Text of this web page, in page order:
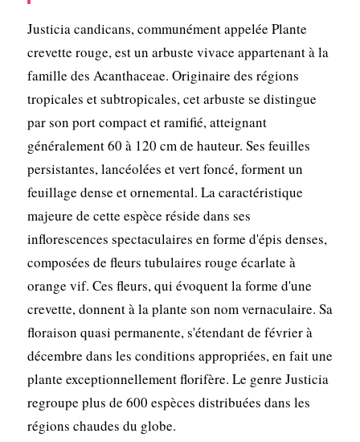
Justicia candicans, communément appelée Plante
crevette rouge, est un arbuste vivace appartenant à la
famille des Acanthaceae. Originaire des régions
tropicales et subtropicales, cet arbuste se distingue
par son port compact et ramifié, atteignant
généralement 60 à 120 cm de hauteur. Ses feuilles
persistantes, lancéolées et vert foncé, forment un
feuillage dense et ornemental. La caractéristique
majeure de cette espèce réside dans ses
inflorescences spectaculaires en forme d'épis denses,
composées de fleurs tubulaires rouge écarlate à
orange vif. Ces fleurs, qui évoquent la forme d'une
crevette, donnent à la plante son nom vernaculaire. Sa
floraison quasi permanente, s'étendant de février à
décembre dans les conditions appropriées, en fait une
plante exceptionnellement florifère. Le genre Justicia
regroupe plus de 600 espèces distribuées dans les
régions chaudes du globe.